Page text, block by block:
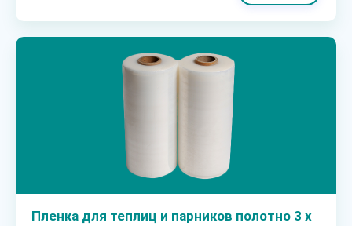
Пленка для теплиц и парников полотно 3 х